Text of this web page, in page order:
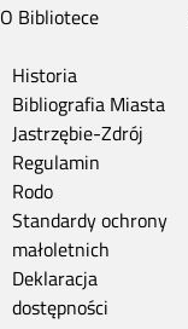
O Bibliotece
Historia
Bibliografia Miasta
Jastrzębie-Zdrój
Regulamin
Rodo
Standardy ochrony
małoletnich
Deklaracja
dostępności